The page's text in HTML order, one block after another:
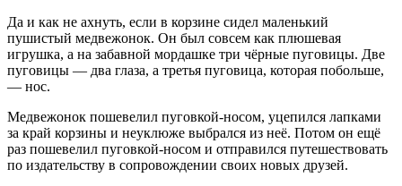
Да и как не ахнуть, если в корзине сидел маленький
пушистый медвежонок. Он был совсем как плюшевая
игрушка, а на забавной мордашке три чёрные пуговицы. Две
пуговицы — два глаза, а третья пуговица, которая побольше,
— нос.
Медвежонок пошевелил пуговкой-носом, уцепился лапками
за край корзины и неуклюже выбрался из неё. Потом он ещё
раз пошевелил пуговкой-носом и отправился путешествовать
по издательству в сопровождении своих новых друзей.